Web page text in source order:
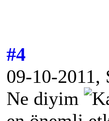
#4
09-10-2011,
Ne diyim